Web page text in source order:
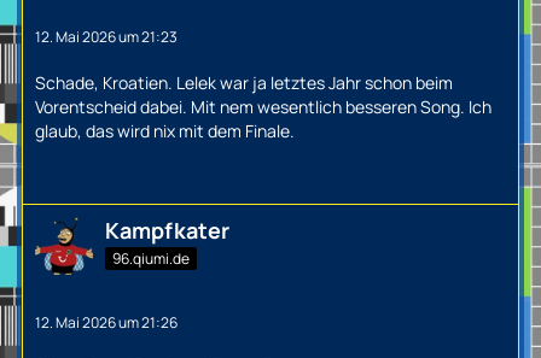
12. Mai 2026 um 21:23
Schade, Kroatien. Lelek war ja letztes Jahr schon beim
Vorentscheid dabei. Mit nem wesentlich besseren Song. Ich
glaub, das wird nix mit dem Finale.
Kampfkater
96.qiumi.de
12. Mai 2026 um 21:26